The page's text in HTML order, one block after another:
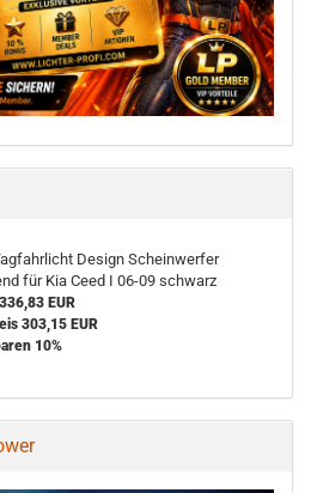
Design Scheinwerfer
für Kia Ceed I 06-09 schwarz
EUR
303,15 EUR
10%